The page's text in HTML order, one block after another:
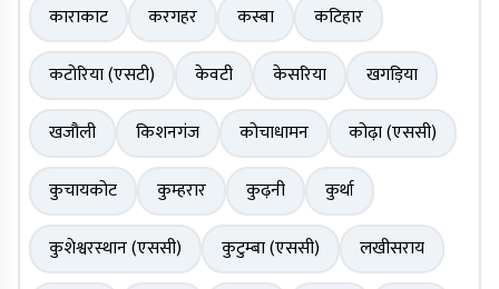
काराकाट
करगहर कस्बा
कटिहार
कटोरिया (एसटी)
केवटी केसरिया
खगड़िया
खजौली
किशनगंज कोचाधामन
कोढ़ा (एससी)
कुचायकोट
कुम्हरार कुढ़नी
कुर्था
कुशेश्वरस्थान (एससी)
कुटुम्बा (एससी)
लखीसराय